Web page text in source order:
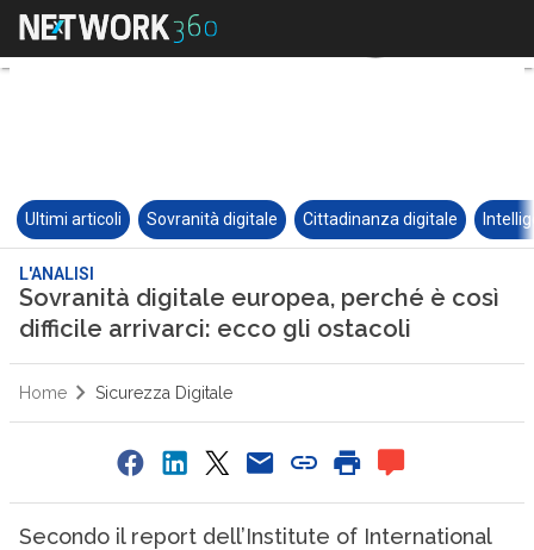
Ultimi articoli Sovranità digitale Cittadinanza digitale
L'ANALISI
Sovranità digitale europea, perché è così
difficile arrivarci: ecco gli ostacoli
Home Sicurezza Digitale
Secondo il report dell’Institute of International